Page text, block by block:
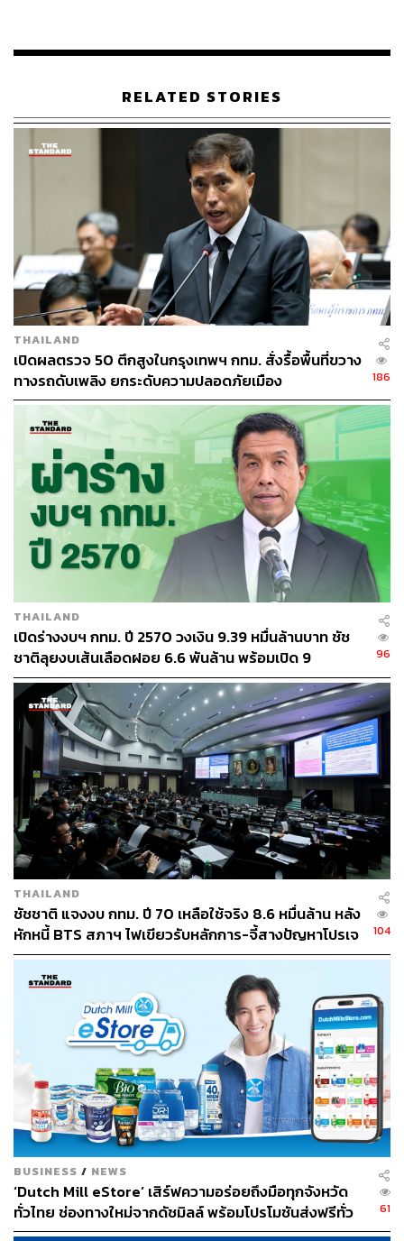
สุดยื่นคำขอภายในวันที่ 17 มิถุนายน 2569 ซึ่งเป็นวันสุดท้าย
รวมถึงในกรณีที่ไม่สามารถไปใช้สิทธิเลือกตั้งได้ จะต้องแจ้ง
เหตุไม่อาจไปใช้สิทธิผ่านเว็บไซต์ของกรมการปกครอง
ภายใน 7 วันก่อนวันเลือกตั้งหรือภายใน 7 วันหลังวันเลือกตั้ง
คือระหว่างวันที่ 21 ถึง 27 มิถุนายน 2569 และวันที่ 29
มิถุนายน ถึง 5 กรกฎาคม 2569 เพื่อเป็นการรักษาสิทธิ
ทางการเมือง
ในส่วนของวันลงคะแนนเลือกตั้ง กรุงเทพมหานครจะดำเนิน
การจัดตั้งศูนย์ประสานงานการเลือกตั้ง ณ ห้องรัตนโกสินทร์
ศาลาว่าการกรุงเทพมหานคร (เสาชิงช้า) เพื่ออำนวยความ
สะดวกด้านข้อมูลข่าวสารแก่ประชาชนและสื่อมวลชน พร้อม
ทั้งพัฒนาระบบรายงานผลคะแนนเลือกตั้งแบบเรียลไทม์เพื่อ
ความรวดเร็วและโปร่งใส
โดยประชาชนสามารถตรวจสอบรายชื่อผู้มีสิทธิเลือกตั้งและ
ติดตามข้อมูลข่าวสารเพิ่มเติมได้ผ่านทางเว็บไซต์สำนัก
บริหารการทะเบียน และสายด่วน กกต. โทรศัพท์ 1444 จึงขอ
เชิญชวนประชาชนร่วมแสดงพลังประชาธิปไตยในวันและ
เวลาดังกล่าวอย่างพร้อมเพรียงกัน
RELATED STORIES
THAILAND
เปิดผลตรวจ 50 ตึกสูงในกรุงเทพฯ กทม. สั่งรื้อพื้นที่ขวาง
ทางรถดับเพลิง ยกระดับความปลอดภัยเมือง
186
THAILAND
เปิดร่างงบฯ กทม. ปี 2570 วงเงิน 9.39 หมื่นล้านบาท ชัช
ชาติลุยงบเส้นเลือดฝอย 6.6 พันล้าน พร้อมเปิด 9
ยุทธศาสตร์พัฒนาเมือง
96
THAILAND
ชัชชาติ แจงงบ กทม. ปี 70 เหลือใช้จริง 8.6 หมื่นล้าน หลัง
หักหนี้ BTS สภาฯ ไฟเขียวรับหลักการ-จี้สางปัญหาโปรเจ
กต์ล่าช้า
104
BUSINESS / NEWS
‘Dutch Mill eStore’ เสิร์ฟความอร่อยถึงมือทุกจังหวัด
ทั่วไทย ช่องทางใหม่จากดัชมิลล์ พร้อมโปรโมชันส่งฟรีทั่ว
ประเทศ ส่งไว สั่งก่อนเที่ยง ได้ของวันถัดไป ส่งสินค้าแบบ
61